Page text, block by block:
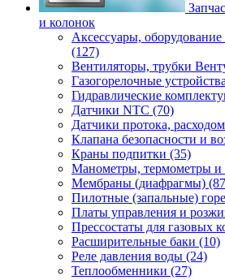
и колонок
Аксессуары,
(127)
Вентиляторы, трубки
Газогорелочные
Гидравлические
Датчики NTC (70)
Датчики протока,
Клапана безопасности и
Краны подпитки (35)
Манометры, термометры и
Мембраны (диафрагмы)
Пилотные (запальные)
Платы управления и
Прессостаты для газовых
Расширительные баки (10)
Реле давления воды (24)
Теплообменники (27)